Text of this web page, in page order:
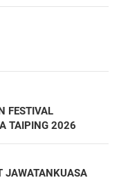
FESTIVAL
TAIPING 2026
JAWATANKUASA